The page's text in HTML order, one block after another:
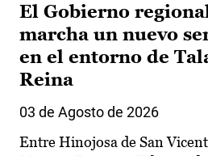
El Gobierno
marcha un nuevo
en el entorno de
Reina
03 de Agosto de 2026
Entre Hinojosa de San